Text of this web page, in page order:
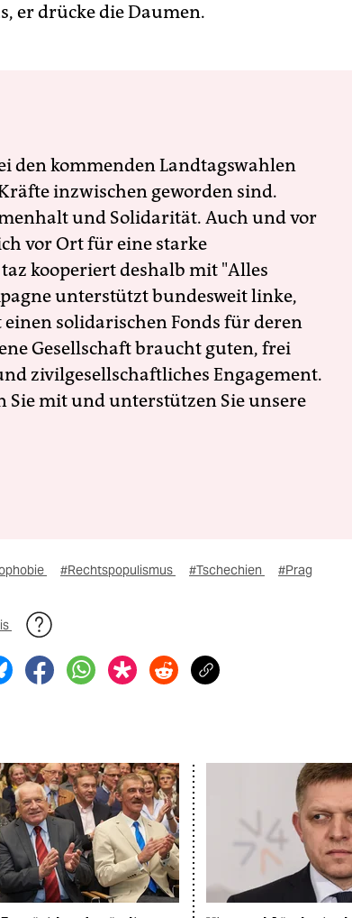
er drücke die Daumen.
den kommenden Landtagswahlen
inzwischen geworden sind.
und Solidarität. Auch und vor
vor Ort für eine starke
kooperiert deshalb mit "Alles
unterstützt bundesweit linke,
solidarischen Fonds für deren
Gesellschaft braucht guten, frei
zivilgesellschaftliches Engagement.
Sie mit und unterstützen Sie unsere
#Rechtspopulismus #Tschechien #Prag